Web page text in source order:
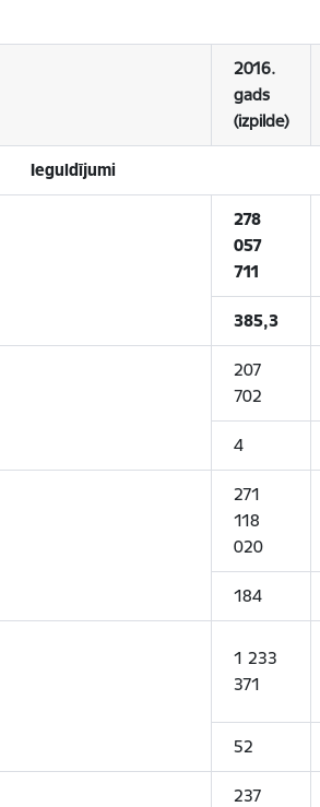
2016.
gads
(izpilde)
Ieguldījumi
278
057
711
385,3
207
702
4
271
118
020
184
1 233
371
52
237